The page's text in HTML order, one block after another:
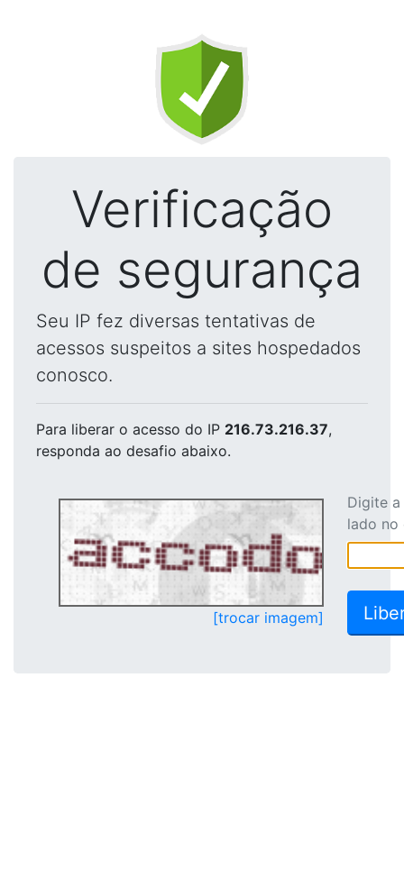
Verificação
de segurança
Seu IP fez diversas tentativas de
acessos suspeitos a sites hospedados
conosco.
Para liberar o acesso do IP 216.73.216.37,
responda ao desafio abaixo.
[trocar imagem]
Digite
lado no